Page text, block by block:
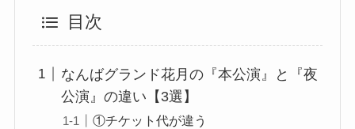
目次
なんばグランド花月の『本公演』と『夜
公演』の違い【3選】
①チケット代が違う